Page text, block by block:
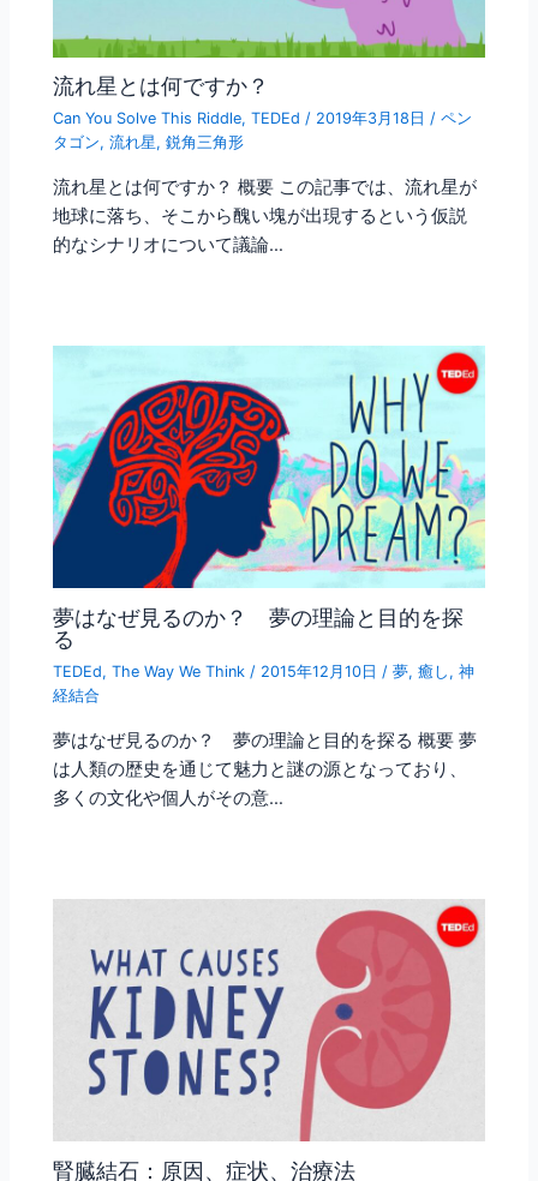
流れ星とは何ですか？
Can You Solve This Riddle,TEDEd / 2019年3月18日/ペン
タゴン,流れ星,鋭角三角形
流れ星とは何ですか？ 概要 この記事では、流れ星が
地球に落ち、そこから醜い塊が出現するという仮説
的なシナリオについて議論…
夢はなぜ見るのか？ 夢の理論と目的を探
る
TEDEd,The Way We Think / 2015年12月10日/夢,癒し ,神
経結合
夢はなぜ見るのか？ 夢の理論と目的を探る 概要 夢
は人類の歴史を通じて魅力と謎の源となっており、
多くの文化や個人がその意…
腎臓結石：原因、症状、治療法